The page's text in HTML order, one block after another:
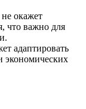
окажет
что важно для
адаптировать
экономических